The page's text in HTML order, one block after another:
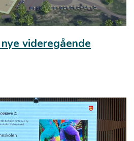
videregående